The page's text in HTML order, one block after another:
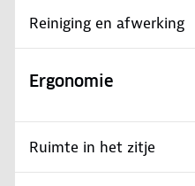
Reiniging en afwerking
Ergonomie
Ruimte in het zitje